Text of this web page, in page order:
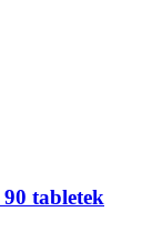
tabletek